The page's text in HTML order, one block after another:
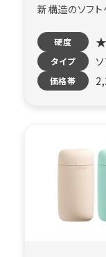
新構造のソフト
硬度
タイプ
価格帯